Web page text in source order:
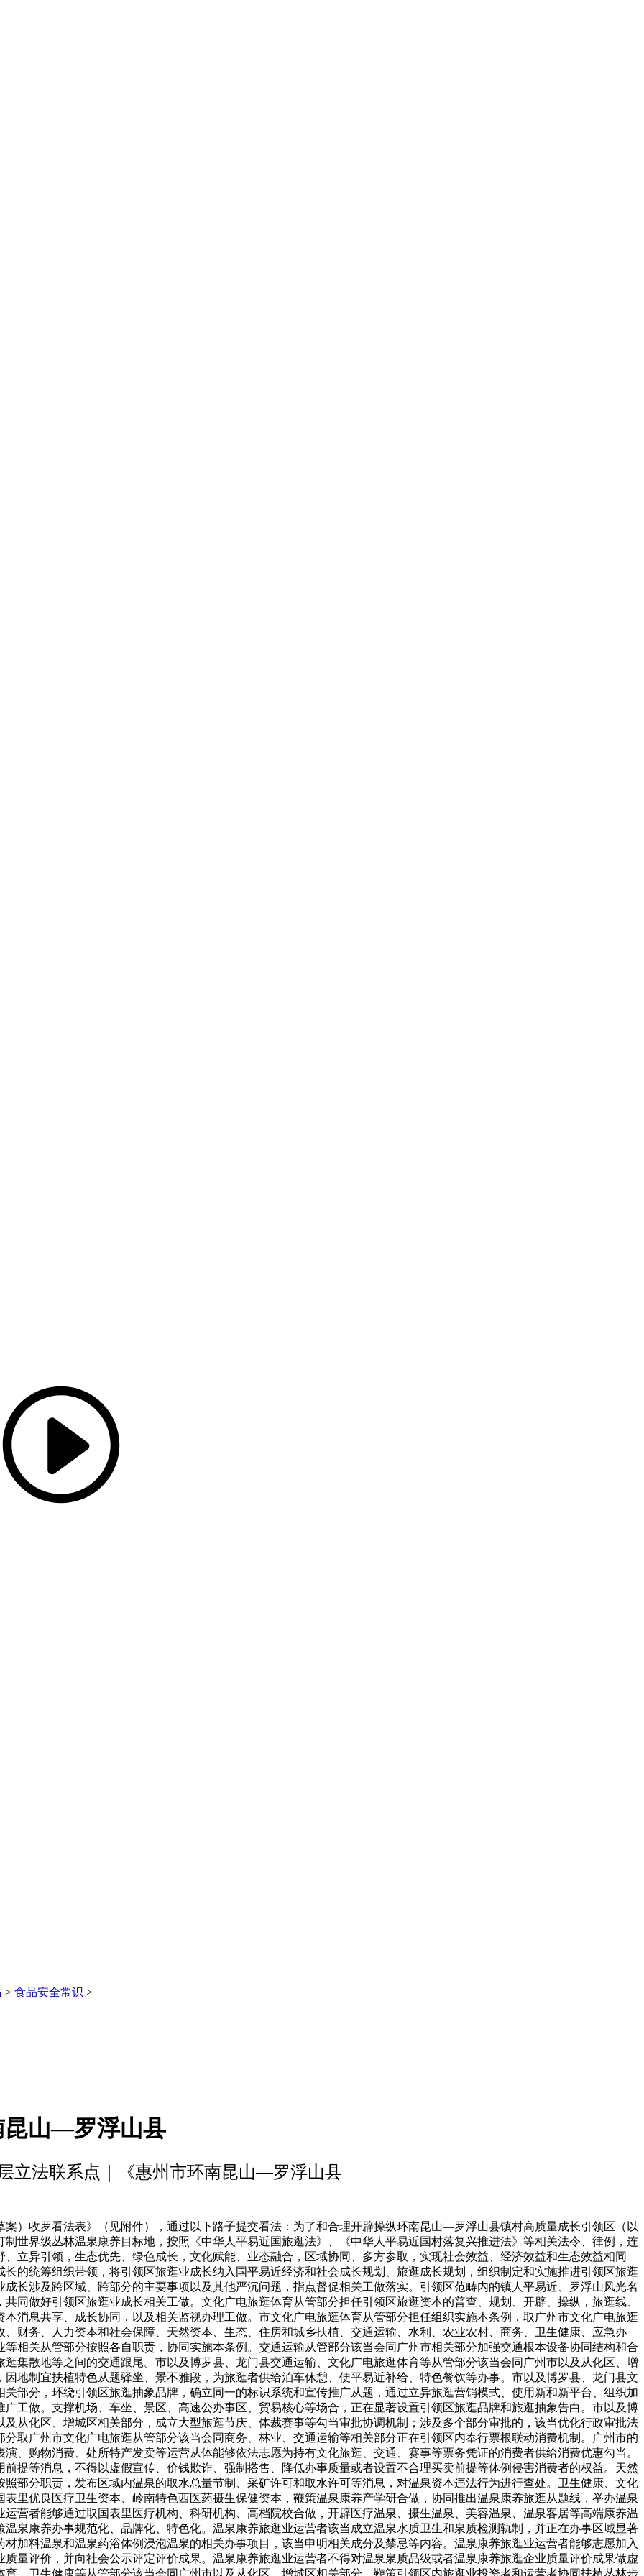
> 食品安全常识 >
昆山—罗浮山县
立法联系点｜《惠州市环南昆山—罗浮山县
收罗看法表》（见附件），通过以下路子提交看法：为了和合理开辟操纵环南昆山—罗浮山县镇村高质量成长引领区（以
世界级丛林温泉康养目标地，按照《中华人平易近国旅逛法》、《中华人平易近国村落复兴推进法》等相关法令、律例，连
立异引领，生态优先、绿色成长，文化赋能、业态融合，区域协同、多方参取，实现社会效益、经济效益和生态效益相同
的统筹组织带领，将引领区旅逛业成长纳入国平易近经济和社会成长规划、旅逛成长规划，组织制定和实施推进引领区旅逛
长涉及跨区域、跨部分的主要事项以及其他严沉问题，指点督促相关工做落实。引领区范畴内的镇人平易近、罗浮山风光名
同做好引领区旅逛业成长相关工做。文化广电旅逛体育从管部分担任引领区旅逛资本的普查、规划、开辟、操纵，旅逛线、
消息共享、成长协同，以及相关监视办理工做。市文化广电旅逛体育从管部分担任组织实施本条例，取广州市文化广电旅逛
财务、人力资本和社会保障、天然资本、生态、住房和城乡扶植、交通运输、水利、农业农村、商务、卫生健康、应急办
相关从管部分按照各自职责，协同实施本条例。交通运输从管部分该当会同广州市相关部分加强交通根本设备协同结构和合
集散地等之间的交通跟尾。市以及博罗县、龙门县交通运输、文化广电旅逛体育等从管部分该当会同广州市以及从化区、增
地制宜扶植特色从题驿坐、景不雅段，为旅逛者供给泊车休憩、便平易近补给、特色餐饮等办事。市以及博罗县、龙门县文
部分，环绕引领区旅逛抽象品牌，确立同一的标识系统和宣传推广从题，通过立异旅逛营销模式、使用新和新平台、组织加
工做。支撑机场、车坐、景区、高速公办事区、贸易核心等场合，正在显著设置引领区旅逛品牌和旅逛抽象告白。市以及博
从化区、增城区相关部分，成立大型旅逛节庆、体裁赛事等勾当审批协调机制；涉及多个部分审批的，该当优化行政审批法
取广州市文化广电旅逛从管部分该当会同商务、林业、交通运输等相关部分正在引领区内奉行票根联动消费机制。广州市的
、购物消费、处所特产发卖等运营从体能够依法志愿为持有文化旅逛、交通、赛事等票务凭证的消费者供给消费优惠勾当。
提等消息，不得以虚假宣传、价钱欺诈、强制搭售、降低办事质量或者设置不合理买卖前提等体例侵害消费者的权益。天然
部分职责，发布区域内温泉的取水总量节制、采矿许可和取水许可等消息，对温泉资本违法行为进行查处。卫生健康、文化
里优良医疗卫生资本、岭南特色西医药摄生保健资本，鞭策温泉康养产学研合做，协同推出温泉康养旅逛从题线，举办温泉
营者能够通过取国表里医疗机构、科研机构、高档院校合做，开辟医疗温泉、摄生温泉、美容温泉、温泉客居等高端康养温
泉康养办事规范化、品牌化、特色化。温泉康养旅逛业运营者该当成立温泉水质卫生和泉质检测轨制，并正在办事区域显著
加料温泉和温泉药浴体例浸泡温泉的相关办事项目，该当申明相关成分及禁忌等内容。温泉康养旅逛业运营者能够志愿加入
量评价，并向社会公示评定评价成果。温泉康养旅逛业运营者不得对温泉泉质品级或者温泉康养旅逛企业质量评价成果做虚
、卫生健康等从管部分该当会同广州市以及从化区、增城区相关部分，鞭策引领区内旅逛业投资者和运营者协同扶植丛林步